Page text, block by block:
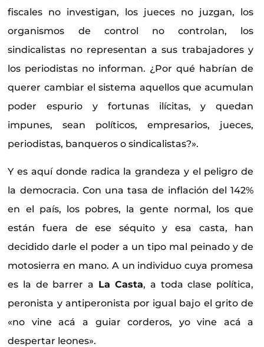
fiscales no investigan, los jueces no juzgan, los
organismos de control no controlan, los
sindicalistas no representan a sus trabajadores y
los periodistas no informan. ¿Por qué habrían de
querer cambiar el sistema aquellos que acumulan
poder espurio y fortunas ilícitas, y quedan
impunes, sean políticos, empresarios, jueces,
periodistas, banqueros o sindicalistas?».
Y es aquí donde radica la grandeza y el peligro de
la democracia. Con una tasa de inflación del 142%
en el país, los pobres, la gente normal, los que
están fuera de ese séquito y esa casta, han
decidido darle el poder a un tipo mal peinado y de
motosierra en mano. A un individuo cuya promesa
es la de barrer a La Casta, a toda clase política,
peronista y antiperonista por igual bajo el grito de
«no vine acá a guiar corderos, yo vine acá a
despertar leones».